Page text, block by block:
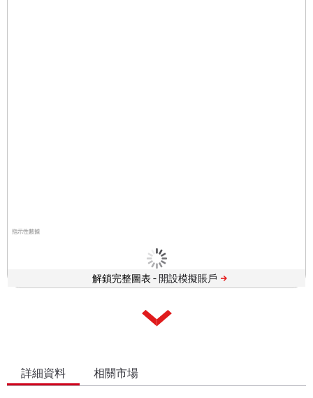
指示性數據
解鎖完整圖表 -
詳細資料 相關市場